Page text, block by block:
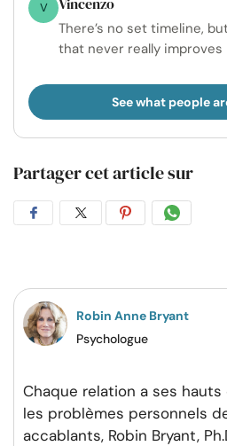
V
There’s no set timeline,
that never really improves
See what people
Partager cet article sur
PartagerPartagerPartager
Robin Anne Bryant
Psychologue
Chaque relation a ses
les problèmes personnels
accablants, Robin Bryant,